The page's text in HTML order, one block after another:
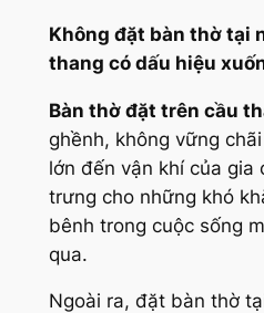
Không đặt bàn thờ tại
thang có dấu hiệu
Bàn thờ đặt trên cầu
ghềnh, không vững
lớn đến vận khí của gia
trưng cho những khó
bênh trong cuộc sống
qua.
Ngoài ra, đặt bàn thờ